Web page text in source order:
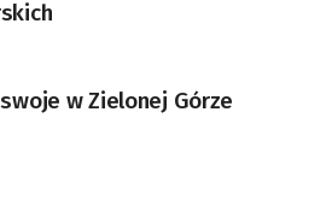
w Zielonej Górze